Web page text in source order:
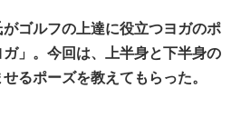
がゴルフの上達に役立つヨガのポ
」。今回は、 上半身と下半身の
るポーズを教えてもらった。